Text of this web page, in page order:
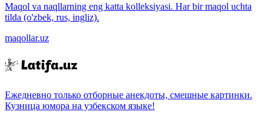
Maqol va naqllarning eng katta kolleksiyasi. Har bir maqol uchta
tilda (o'zbek, rus, ingliz).
maqollar.uz
Ежедневно только отборные анекдоты, смешные картинки.
Кузница юмора на узбекском языке!